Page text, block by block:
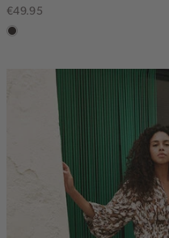
€49.95
choco